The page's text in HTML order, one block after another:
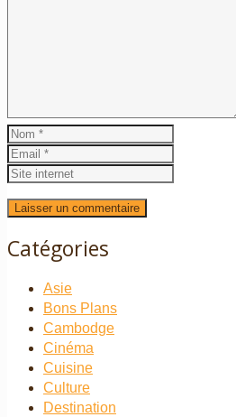
Catégories
Asie
Bons Plans
Cambodge
Cinéma
Cuisine
Culture
Destination